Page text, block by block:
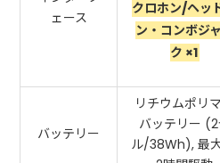
ェース
クロホン/ヘッ
ン・コンボジ
ク ×1
バッテリー
リチウムポリ
バッテリー (2
ル/38Wh), 最